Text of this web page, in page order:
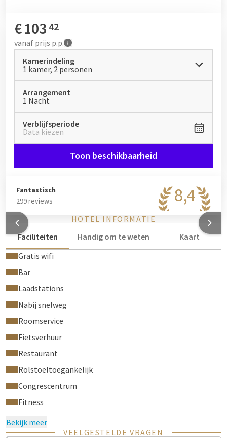
€103 42
vanaf prijs p.p.
Kamerindeling
1 kamer, 2 personen
Arrangement
1 Nacht
Verblijfsperiode
Data kiezen
Toon beschikbaarheid
8,4
Fantastisch
299 reviews
HOTEL INFORMATIE
Faciliteiten
Handig om te weten
Kaart
Gratis wifi
Bar
Laadstations
Nabij snelweg
Roomservice
Fietsverhuur
Restaurant
Rolstoeltoegankelijk
Congrescentrum
Fitness
Bekijk meer
VEELGESTELDE VRAGEN